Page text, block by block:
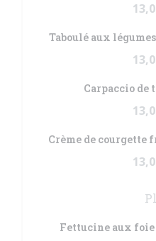
Taboulé aux
Carpaccio de
Crème de
Fettucine aux foie